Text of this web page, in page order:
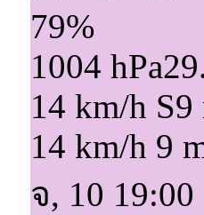
79%
1004 hPa
14 km/h S9
14 km/h 9
จ, 10 19:00